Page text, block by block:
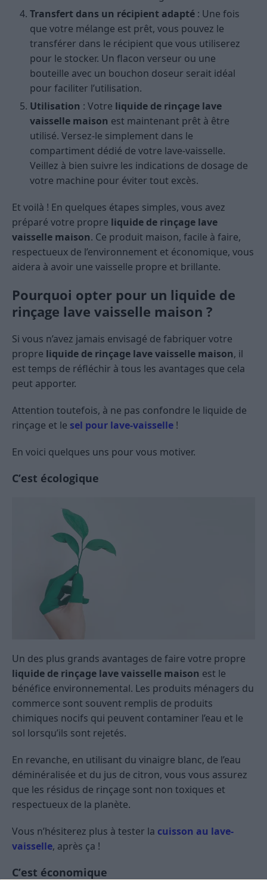
Transfert dans un récipient adapté : Une fois
que votre mélange est prêt, vous pouvez le
transférer dans le récipient que vous utiliserez
pour le stocker. Un flacon verseur ou une
bouteille avec un bouchon doseur serait idéal
pour faciliter l’utilisation.
Utilisation : Votre liquide de rinçage lave
vaisselle maison est maintenant prêt à être
utilisé. Versez-le simplement dans le
compartiment dédié de votre lave-vaisselle.
Veillez à bien suivre les indications de dosage de
votre machine pour éviter tout excès.
Et voilà ! En quelques étapes simples, vous avez
préparé votre propre liquide de rinçage lave
vaisselle maison. Ce produit maison, facile à faire,
respectueux de l’environnement et économique, vous
aidera à avoir une vaisselle propre et brillante.
Pourquoi opter pour un liquide de
rinçage lave vaisselle maison ?
Si vous n’avez jamais envisagé de fabriquer votre
propre liquide de rinçage lave vaisselle maison, il
est temps de réfléchir à tous les avantages que cela
peut apporter.
Attention toutefois, à ne pas confondre le liquide de
rinçage et le sel pour lave-vaisselle !
En voici quelques uns pour vous motiver.
C’est écologique
Un des plus grands avantages de faire votre propre
liquide de rinçage lave vaisselle maison est le
bénéfice environnemental. Les produits ménagers du
commerce sont souvent remplis de produits
chimiques nocifs qui peuvent contaminer l’eau et le
sol lorsqu’ils sont rejetés.
En revanche, en utilisant du vinaigre blanc, de l’eau
déminéralisée et du jus de citron, vous vous assurez
que les résidus de rinçage sont non toxiques et
respectueux de la planète.
Vous n’hésiterez plus à tester la cuisson au lave-
vaisselle, après ça !
C’est économique